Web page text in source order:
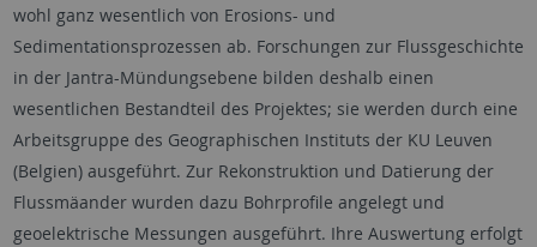
wohl ganz wesentlich von Erosions- und
Sedimentationsprozessen ab. Forschungen zur Flussgeschichte
in der Jantra-Mündungsebene bilden deshalb einen
wesentlichen Bestandteil des Projektes; sie werden durch eine
Arbeitsgruppe des Geographischen Instituts der KU Leuven
(Belgien) ausgeführt. Zur Rekonstruktion und Datierung der
Flussmäander wurden dazu Bohrprofile angelegt und
geoelektrische Messungen ausgeführt. Ihre Auswertung erfolgt